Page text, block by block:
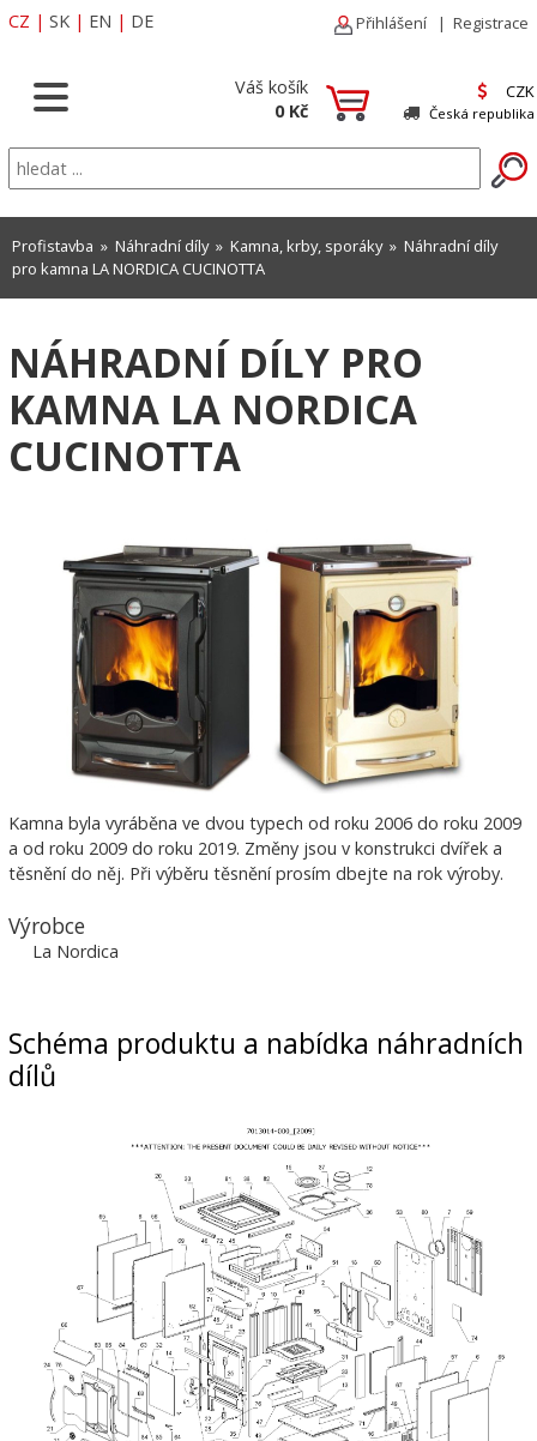
CZ | SK | EN | DE Přihlášení | Registrace
Váš košík
0 Kč
CZK
Česká republika
Profistavba » Náhradní díly» Kamna, krby, sporáky» Náhradní díly
pro kamna LA NORDICA CUCINOTTA
NÁHRADNÍ DÍLY PRO
KAMNA LA NORDICA
CUCINOTTA
Kamna byla vyráběna ve dvou typech od roku 2006 do roku 2009
a od roku 2009 do roku 2019. Změny jsou v konstrukci dvířek a
těsnění do něj. Při výběru těsnění prosím dbejte na rok výroby.
Výrobce
La Nordica
Schéma produktu a nabídka náhradních
dílů